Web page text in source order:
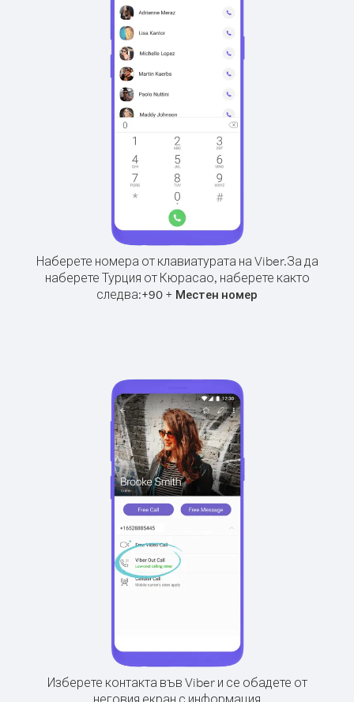
Наберете номера от клавиатурата на Viber.За да
наберете Турция от Кюрасао, наберете както
следва:+90 + Местен номер
Изберете контакта във Viber и се обадете от
неговия екран с информация